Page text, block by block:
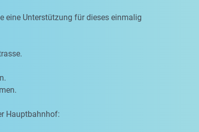
eine Unterstützung für dieses einmalig
Hauptbahnhof: